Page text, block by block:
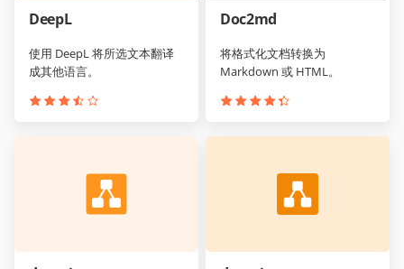
DeepL
使用 DeepL 将所选文本翻译
成其他语言。
Doc2md
将格式化文档转换为
Markdown 或 HTML。